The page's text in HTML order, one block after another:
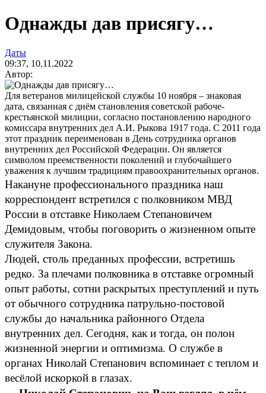
Однажды дав присягу…
Даты
09:37, 10.11.2022
Автор:
Для ветеранов милицейской службы 10 ноября – знаковая
дата, связанная с днём становления советской рабоче-
крестьянской милиции, согласно постановлению народного
комиссара внутренних дел А.И. Рыкова 1917 года. С 2011 года
этот праздник переименован в День сотрудника органов
внутренних дел Российской Федерации. Он является
символом преемственности поколений и глубочайшего
уважения к лучшим традициям правоохранительных органов.
Накануне профессионального праздника наш
корреспондент встретился с полковником МВД
России в отставке Николаем Степановичем
Демидовым, чтобы поговорить о жизненном опыте
служителя Закона.
Людей, столь преданных профессии, встретишь
редко. За плечами полковника в отставке огромный
опыт работы, сотни раскрытых преступлений и путь
от обычного сотрудника патрульно-постовой
службы до начальника районного Отдела
внутренних дел. Сегодня, как и тогда, он полон
жизненной энергии и оптимизма. О службе в
органах Николай Степанович вспоминает с теплом и
весёлой искоркой в глазах.